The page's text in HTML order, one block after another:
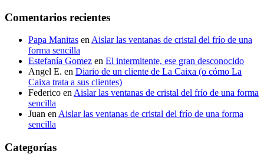
Comentarios recientes
Papa Manitas en Aislar las ventanas de cristal del frío de una
forma sencilla
Estefanía Gomez en El intermitente, ese gran desconocido
Angel E. en Diario de un cliente de La Caixa (o cómo La
Caixa trata a sus clientes)
Federico en Aislar las ventanas de cristal del frío de una forma
sencilla
Juan en Aislar las ventanas de cristal del frío de una forma
sencilla
Categorías